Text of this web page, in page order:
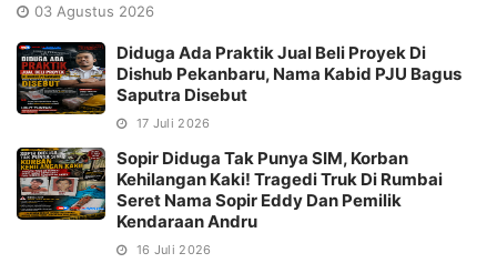
03 Agustus 2026
Diduga Ada Praktik Jual Beli Proyek Di
Dishub Pekanbaru, Nama Kabid PJU Bagus
Saputra Disebut
17 Juli 2026
Sopir Diduga Tak Punya SIM, Korban
Kehilangan Kaki! Tragedi Truk Di Rumbai
Seret Nama Sopir Eddy Dan Pemilik
Kendaraan Andru
16 Juli 2026